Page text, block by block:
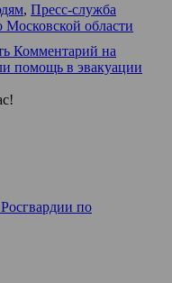
, Пресс-служба
Московской области
Комментарий на
помощь в эвакуации
по